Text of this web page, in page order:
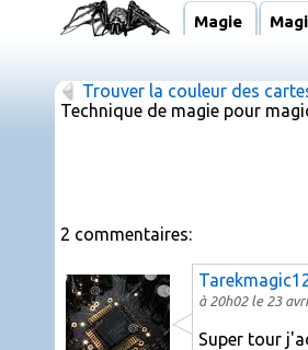
Magie
Trouver la couleur des
Technique de magie pour
2 commentaires:
à 20h02 le 23
Super tour